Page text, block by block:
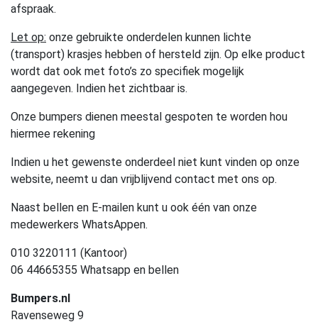
afspraak.
Let op: onze gebruikte onderdelen kunnen lichte
(transport) krasjes hebben of hersteld zijn. Op elke product
wordt dat ook met foto’s zo specifiek mogelijk
aangegeven. Indien het zichtbaar is.
Onze bumpers dienen meestal gespoten te worden hou
hiermee rekening
Indien u het gewenste onderdeel niet kunt vinden op onze
website, neemt u dan vrijblijvend contact met ons op.
Naast bellen en E-mailen kunt u ook één van onze
medewerkers WhatsAppen.
010 3220111 (Kantoor)
06 44665355 Whatsapp en bellen
Bumpers.nl
Ravenseweg 9